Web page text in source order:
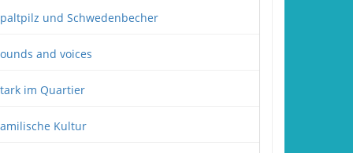
und Schwedenbecher
and voices
im Quartier
Kultur